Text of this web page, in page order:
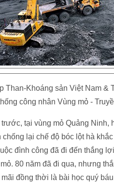
Than-Khoáng sản Việt Nam
công nhân Vùng mỏ -
tại vùng mỏ Quảng
chống lại chế độ bóc lột hà
đình công đã đi đến thắng
80 năm đã đi qua, nhưng
đồng thời là bài học quý